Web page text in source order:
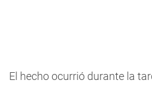
El hecho ocurrió durante la